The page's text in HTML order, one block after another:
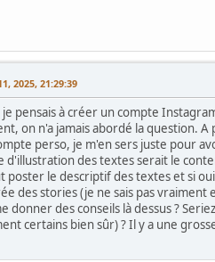
2025, 21:29:39
je pensais à créer un compte
on n'a jamais abordé la question.
perso, je m'en sers juste pour
d'illustration des textes serait le
poster le descriptif des textes et si
des stories (je ne sais pas
donner des conseils là dessus ?
certains bien sûr) ? Il y a une